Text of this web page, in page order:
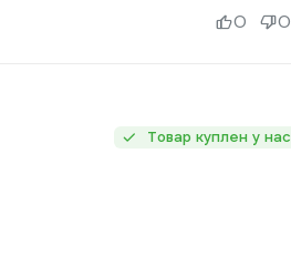
0 0
Товар куплен у нас